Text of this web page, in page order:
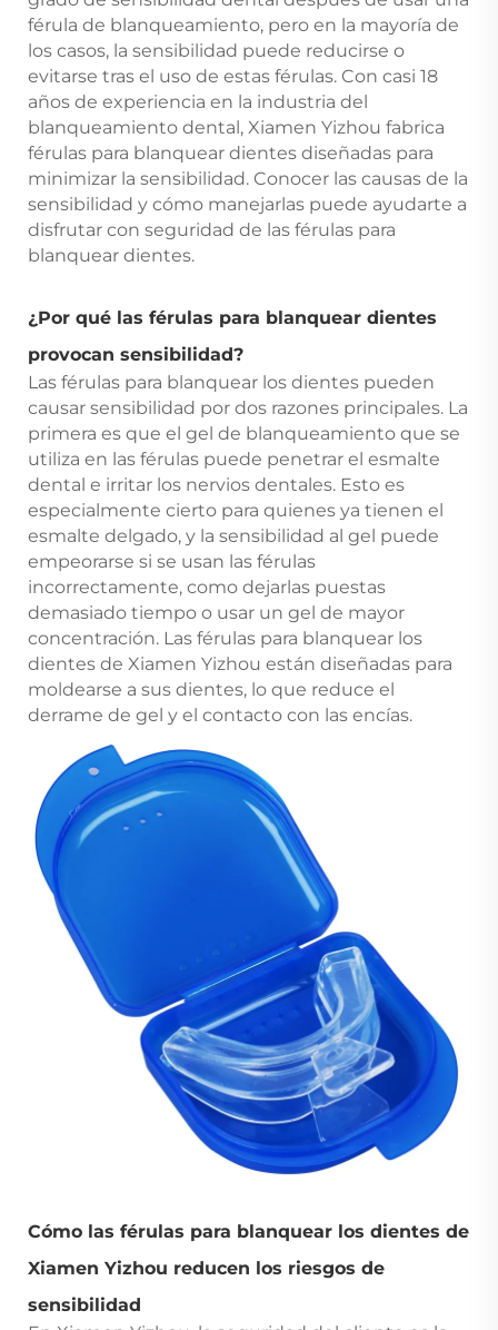
férula de blanqueamiento, pero en la mayoría de
los casos, la sensibilidad puede reducirse o
evitarse tras el uso de estas férulas. Con casi 18
años de experiencia en la industria del
blanqueamiento dental, Xiamen Yizhou fabrica
férulas para blanquear dientes diseñadas para
minimizar la sensibilidad. Conocer las causas de la
sensibilidad y cómo manejarlas puede ayudarte a
disfrutar con seguridad de las férulas para
blanquear dientes.
¿Por qué las férulas para blanquear dientes
provocan sensibilidad?
Las férulas para blanquear los dientes pueden
causar sensibilidad por dos razones principales. La
primera es que el gel de blanqueamiento que se
utiliza en las férulas puede penetrar el esmalte
dental e irritar los nervios dentales. Esto es
especialmente cierto para quienes ya tienen el
esmalte delgado, y la sensibilidad al gel puede
empeorarse si se usan las férulas
incorrectamente, como dejarlas puestas
demasiado tiempo o usar un gel de mayor
concentración. Las férulas para blanquear los
dientes de Xiamen Yizhou están diseñadas para
moldearse a sus dientes, lo que reduce el
derrame de gel y el contacto con las encías.
Cómo las férulas para blanquear los dientes de
Xiamen Yizhou reducen los riesgos de
sensibilidad